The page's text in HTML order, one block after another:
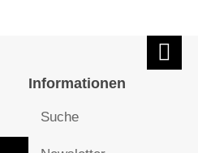
Informationen
Suche